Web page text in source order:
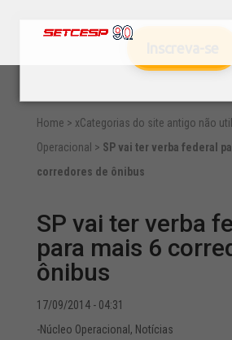
Home > xCategorias do site antigo não
Operacional > SP vai ter verba federal
corredores de ônibus
SP vai ter verba
para mais 6
ônibus
17/09/2014 - 04:31
-Núcleo Operacional , Notícias